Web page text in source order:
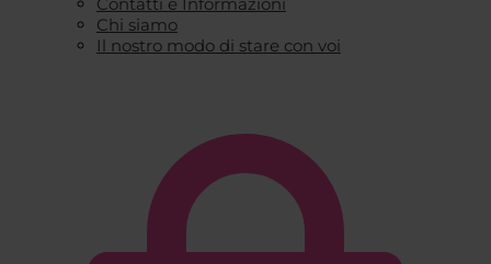
Chi siamo
Il nostro modo di stare con voi